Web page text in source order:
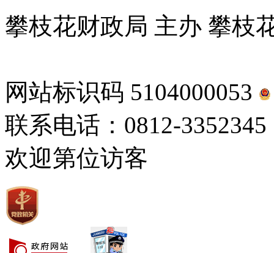
攀枝花财政局 主办 攀枝
网站标识码 5104000053
联系电话：0812-3352345
欢迎第位访客